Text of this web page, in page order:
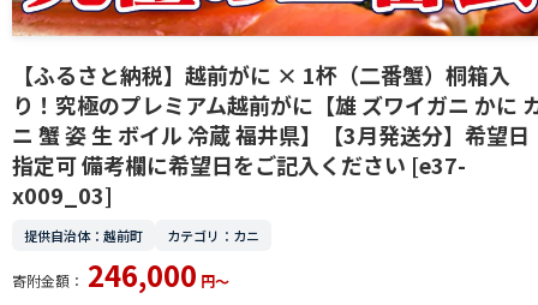
【ふるさと納税】越前がに × 1杯（二番蟹）桐箱入
り！究極のプレミアム越前がに【雄 ズワイガニ かに
ニ 蟹 姿 生 ボイル 冷蔵 福井県】【3月発送分】希望日
指定可 備考欄に希望日をご記入ください [e37-
x009_03]
提供自治体：越前町 カテゴリ：カニ
寄附金額： 246,000 円～